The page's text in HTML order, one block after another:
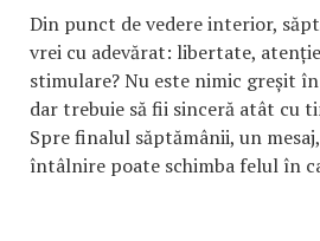
Din punct de vedere interior,
vrei cu adevărat: libertate,
stimulare? Nu este nimic greșit
dar trebuie să fii sinceră atât cu
Spre finalul săptămânii, un
întâlnire poate schimba felul în